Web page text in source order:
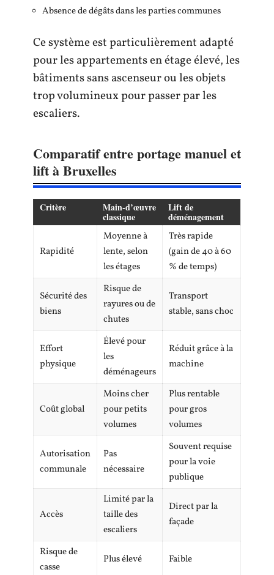
Absence de dégâts dans les parties communes
Ce système est particulièrement adapté
pour les appartements en étage élevé, les
bâtiments sans ascenseur ou les objets
trop volumineux pour passer par les
escaliers.
Comparatif entre portage manuel et
lift à Bruxelles
Critère Main-d’œuvre
classique
Lift de
déménagement
Rapidité
Moyenne à
lente, selon
les étages
Très rapide
(gain de 40 à 60
% de temps)
Sécurité des
biens
Risque de
rayures ou de
chutes
Transport
stable, sans choc
Effort
physique
Élevé pour
les
déménageurs
Réduit grâce à la
machine
Coût global
Moins cher
pour petits
volumes
Plus rentable
pour gros
volumes
Autorisation
communale
Pas
nécessaire
Souvent requise
pour la voie
publique
Accès
Limité par la
taille des
escaliers
Direct par la
façade
Risque de
casse
Plus élevé Faible